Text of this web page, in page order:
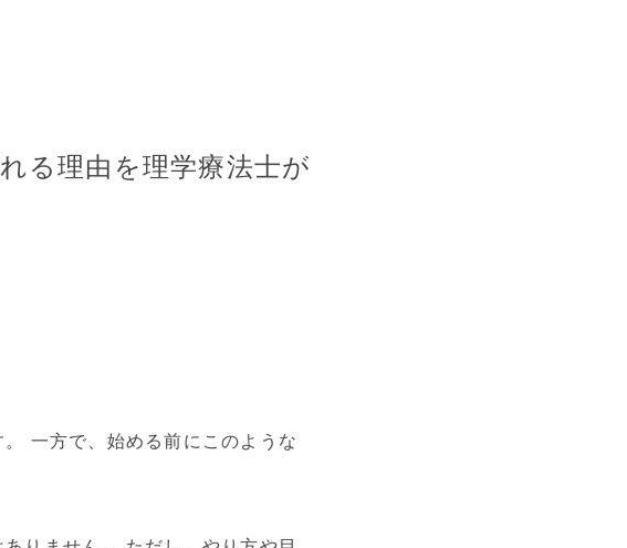
る理由を理学療法士が
一方で、始める前にこのような